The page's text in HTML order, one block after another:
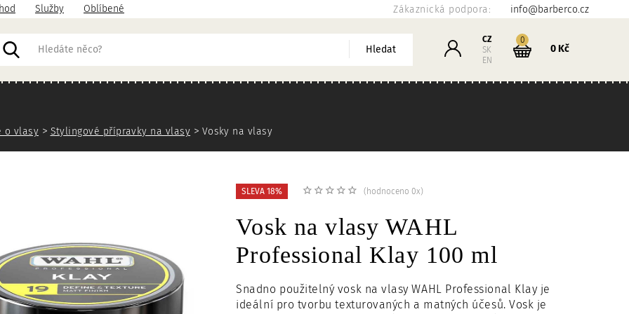
Služby Oblíbené Zákaznická podpora: info@barberco.cz
Hledat Přihlášení
CZ
SK
EN
Košík
0kusů
0 Kč
o vlasy Stylingové přípravky na vlasy Vosky na vlasy
Vosk na vlasy WAHL
Professional Klay 100 ml
SLEVA 18% (hodnoceno 0x)
Snadno použitelný vosk na vlasy WAHL Professional Klay je
ideální pro tvorbu texturovaných a matných účesů. Vosk je